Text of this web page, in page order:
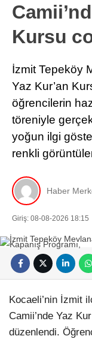
Kursu
İzmit Tepeköy
Yaz Kur’an
öğrencilerin
töreniyle
yoğun ilgi
renkli
Haber
Giriş: 08-08-2026 18:15
Kocaeli’nin İzmit
Camii’nde Yaz
düzenlendi.